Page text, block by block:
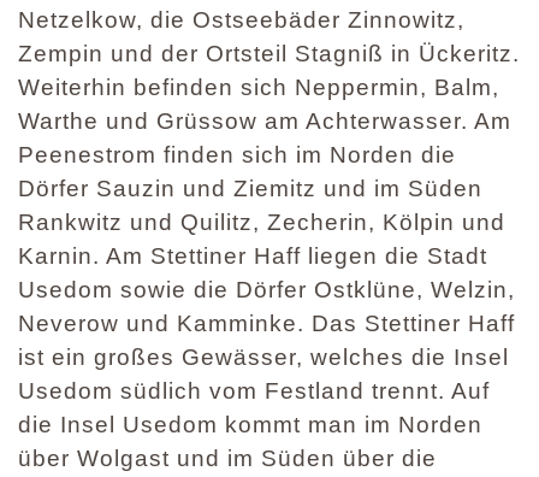
Netzelkow, die Ostseebäder Zinnowitz,
Zempin und der Ortsteil Stagniß in Ückeritz.
Weiterhin befinden sich Neppermin, Balm,
Warthe und Grüssow am Achterwasser. Am
Peenestrom finden sich im Norden die
Dörfer Sauzin und Ziemitz und im Süden
Rankwitz und Quilitz, Zecherin, Kölpin und
Karnin. Am Stettiner Haff liegen die Stadt
Usedom sowie die Dörfer Ostklüne, Welzin,
Neverow und Kamminke. Das Stettiner Haff
ist ein großes Gewässer, welches die Insel
Usedom südlich vom Festland trennt. Auf
die Insel Usedom kommt man im Norden
über Wolgast und im Süden über die